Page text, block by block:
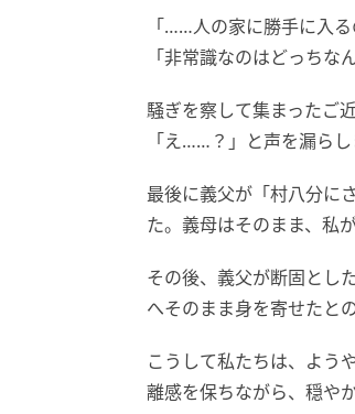
「……人の家に勝手に入
「非常識なのはどっちな
騒ぎを察して集まったご
「え……？」と声を漏らし
最後に義父が「村八分に
た。義母はそのまま、私
その後、義父が断固とし
へそのまま身を寄せたと
こうして私たちは、よう
離感を保ちながら、穏や